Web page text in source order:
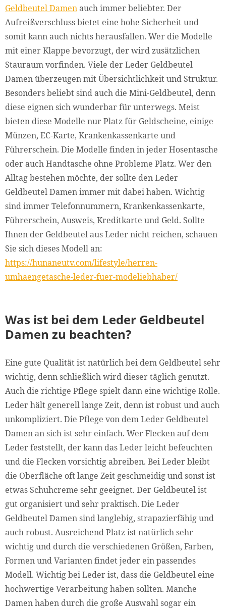
Geldbeutel Damenauch immer beliebter. Der
Aufreißverschluss bietet eine hohe Sicherheit und
somit kann auch nichts herausfallen. Wer die Modelle
mit einer Klappe bevorzugt, der wird zusätzlichen
Stauraum vorfinden. Viele der Leder Geldbeutel
Damen überzeugen mit Übersichtlichkeit und Struktur.
Besonders beliebt sind auch die Mini-Geldbeutel, denn
diese eignen sich wunderbar für unterwegs. Meist
bieten diese Modelle nur Platz für Geldscheine, einige
Münzen, EC-Karte, Krankenkassenkarte und
Führerschein. Die Modelle finden in jeder Hosentasche
oder auch Handtasche ohne Probleme Platz. Wer den
Alltag bestehen möchte, der sollte den Leder
Geldbeutel Damen immer mit dabei haben. Wichtig
sind immer Telefonnummern, Krankenkassenkarte,
Führerschein, Ausweis, Kreditkarte und Geld. Sollte
Ihnen der Geldbeutel aus Leder nicht reichen, schauen
Sie sich dieses Modell an:
https://hunaneutv.com/lifestyle/herren-
umhaengetasche-leder-fuer-modeliebhaber/
Was ist bei dem Leder Geldbeutel
Damen zu beachten?
Eine gute Qualität ist natürlich bei dem Geldbeutel sehr
wichtig, denn schließlich wird dieser täglich genutzt.
Auch die richtige Pflege spielt dann eine wichtige Rolle.
Leder hält generell lange Zeit, denn ist robust und auch
unkompliziert. Die Pflege von dem Leder Geldbeutel
Damen an sich ist sehr einfach. Wer Flecken auf dem
Leder feststellt, der kann das Leder leicht befeuchten
und die Flecken vorsichtig abreiben. Bei Leder bleibt
die Oberfläche oft lange Zeit geschmeidig und sonst ist
etwas Schuhcreme sehr geeignet. Der Geldbeutel ist
gut organisiert und sehr praktisch. Die Leder
Geldbeutel Damen sind langlebig, strapazierfähig und
auch robust. Ausreichend Platz ist natürlich sehr
wichtig und durch die verschiedenen Größen, Farben,
Formen und Varianten findet jeder ein passendes
Modell. Wichtig bei Leder ist, dass die Geldbeutel eine
hochwertige Verarbeitung haben sollten. Manche
Damen haben durch die große Auswahl sogar ein